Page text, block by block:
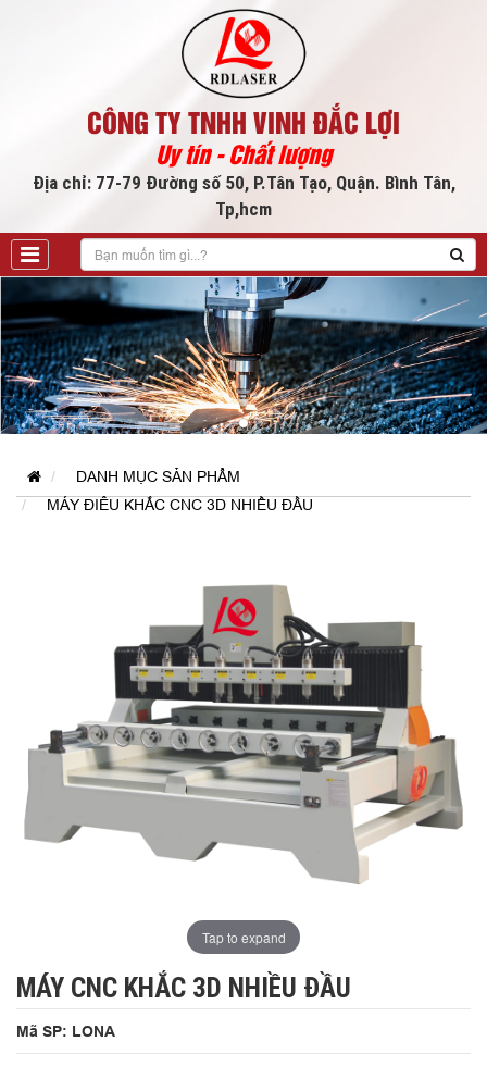
CÔNG TY TNHH VINH ĐẮC LỢI
Uy tín - Chất lượng
Địa chỉ: 77-79 Đường số 50, P.Tân Tạo, Quận. Bình Tân,
Tp,hcm
DANH MỤC SẢN PHẨM
MÁY ĐIÊU KHẮC CNC 3D NHIỀU ĐẦU
Tap to expand
MÁY CNC KHẮC 3D NHIỀU ĐẦU
Mã SP: LONA